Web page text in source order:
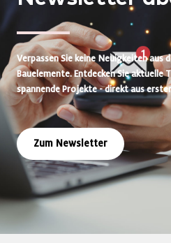
Verpassen Sie keine Neuigkeiten aus
Bauelemente. Entdecken Sie aktuelle
spannende Projekte - direkt aus
Zum Newsletter